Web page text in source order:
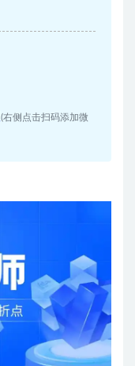
(右侧点击扫码添加微